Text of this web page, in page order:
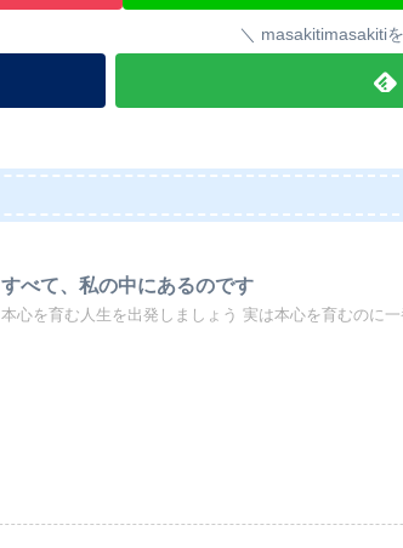
masakitimasakiti
すべて、私の中にあるのです
本心を育む人生を出発しましょう 実は本心を育むのに